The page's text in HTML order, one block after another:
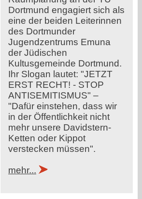
Dortmund engagiert sich als
eine der beiden Leiterinnen
des Dortmunder
Jugendzentrums Emuna
der Jüdischen
Kultusgemeinde Dortmund.
Ihr Slogan lautet: "JETZT
ERST RECHT! - STOP
ANTISEMITISMUS" –
"Dafür einstehen, dass wir
in der Öffentlichkeit nicht
mehr unsere Davidstern-
Ketten oder Kippot
verstecken müssen".
mehr...